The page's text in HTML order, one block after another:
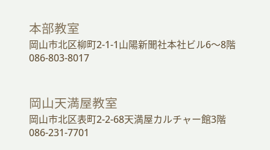
本部教室
岡山市北区柳町2-1-1山陽新聞社本社ビル6～8階
086-803-8017
岡山天満屋教室
岡山市北区表町2-2-68天満屋カルチャー館3階
086-231-7701